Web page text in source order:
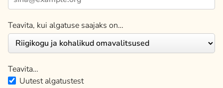
Teavita, kui algatuse saajaks on…
Teavita…
Uutest algatustest